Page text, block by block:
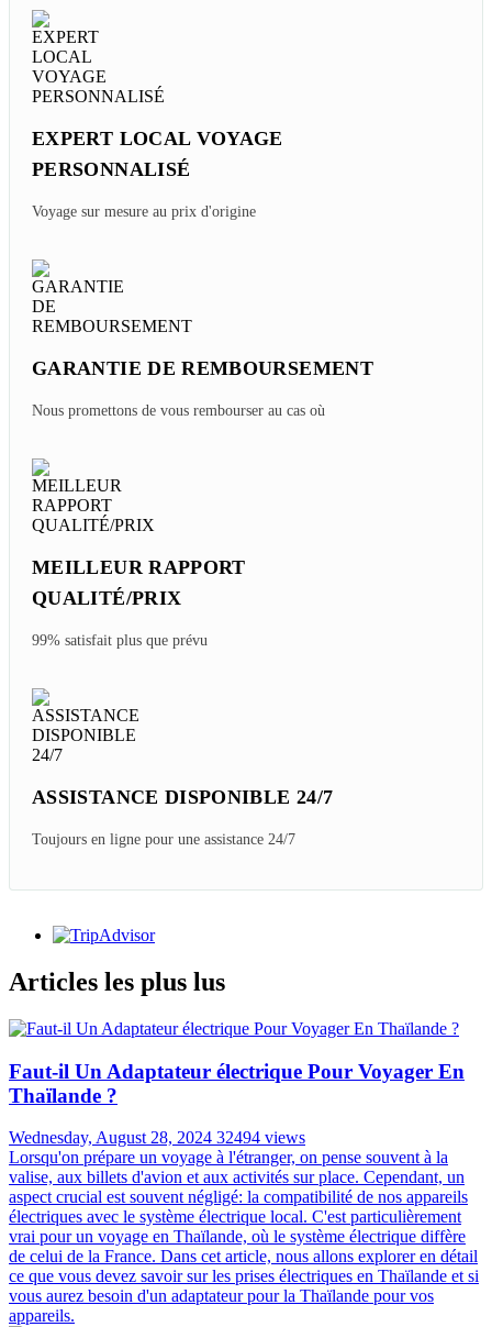
EXPERT LOCAL VOYAGE
PERSONNALISÉ
Voyage sur mesure au prix d'origine
GARANTIE DE REMBOURSEMENT
Nous promettons de vous rembourser au cas où
MEILLEUR RAPPORT
QUALITÉ/PRIX
99% satisfait plus que prévu
ASSISTANCE DISPONIBLE 24/7
Toujours en ligne pour une assistance 24/7
Articles les plus lus
Faut-il Un Adaptateur électrique Pour Voyager En
Thaïlande ?
Wednesday, August 28, 2024 32494 views
Lorsqu'on prépare un voyage à l'étranger, on pense souvent à la
valise, aux billets d'avion et aux activités sur place. Cependant, un
aspect crucial est souvent négligé: la compatibilité de nos appareils
électriques avec le système électrique local. C'est particulièrement
vrai pour un voyage en Thaïlande, où le système électrique diffère
de celui de la France. Dans cet article, nous allons explorer en détail
ce que vous devez savoir sur les prises électriques en Thaïlande et si
vous aurez besoin d'un adaptateur pour la Thaïlande pour vos
appareils.